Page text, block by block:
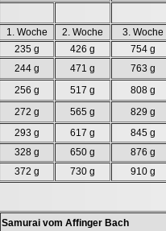
1. Woche 2. Woche 3. Woche
235 g 426 g 754 g
244 g 471 g 763 g
256 g 517 g 808 g
272 g 565 g 829 g
293 g 617 g 845 g
328 g 650 g 876 g
372 g 730 g 910 g
Samurai vom Affinger Bach